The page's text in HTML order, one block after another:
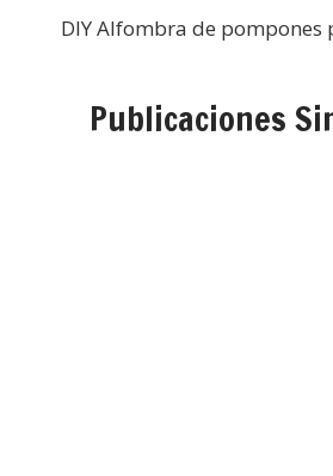
DIY Alfombra de pompones
Publicaciones